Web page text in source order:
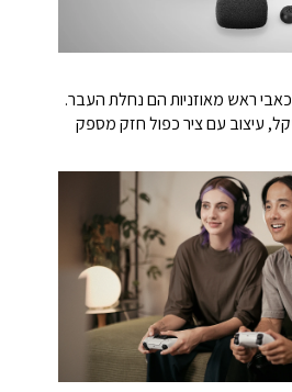
260 גרם, כאבי ראש מאוזניות הם נחלת העבר.
עיצוב עם ציר כפול חזק מספק